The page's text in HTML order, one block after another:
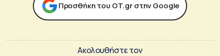
Προσθήκη του ΟΤ.gr στην Google
Ακολουθήστε τον